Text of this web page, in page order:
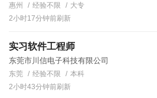
惠州 经验不限
大专
2小时17分钟前刷新
实习软件工程师
东莞市川信电子科技有限公司
东莞 经验不限
本科
2小时43分钟前刷新